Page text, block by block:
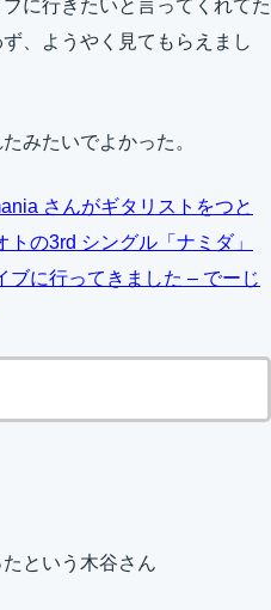
に行きたいと言ってくれてた
、ようやく見てもらえまし
みたいでよかった。
さんがギタリストをつと
トの3rd シングル「ナミダ」
ブに行ってきました – でーじ
という木谷さん